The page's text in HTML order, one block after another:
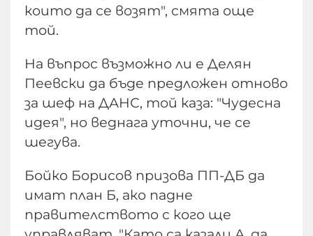
които да се возят", смята още
той.
На въпрос възможно ли е Делян
Пеевски да бъде предложен отново
за шеф на ДАНС, той каза: "Чудесна
идея", но веднага уточни, че се
шегува.
Бойко Борисов призова ПП-ДБ да
имат план Б, ако падне
правителството с кого ще